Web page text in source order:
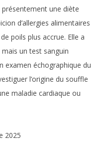
présentement une diète
d’allergies alimentaires
poils plus accrue. Elle a
un test sanguin
examen échographique du
l’origine du souffle
maladie cardiaque ou
2025